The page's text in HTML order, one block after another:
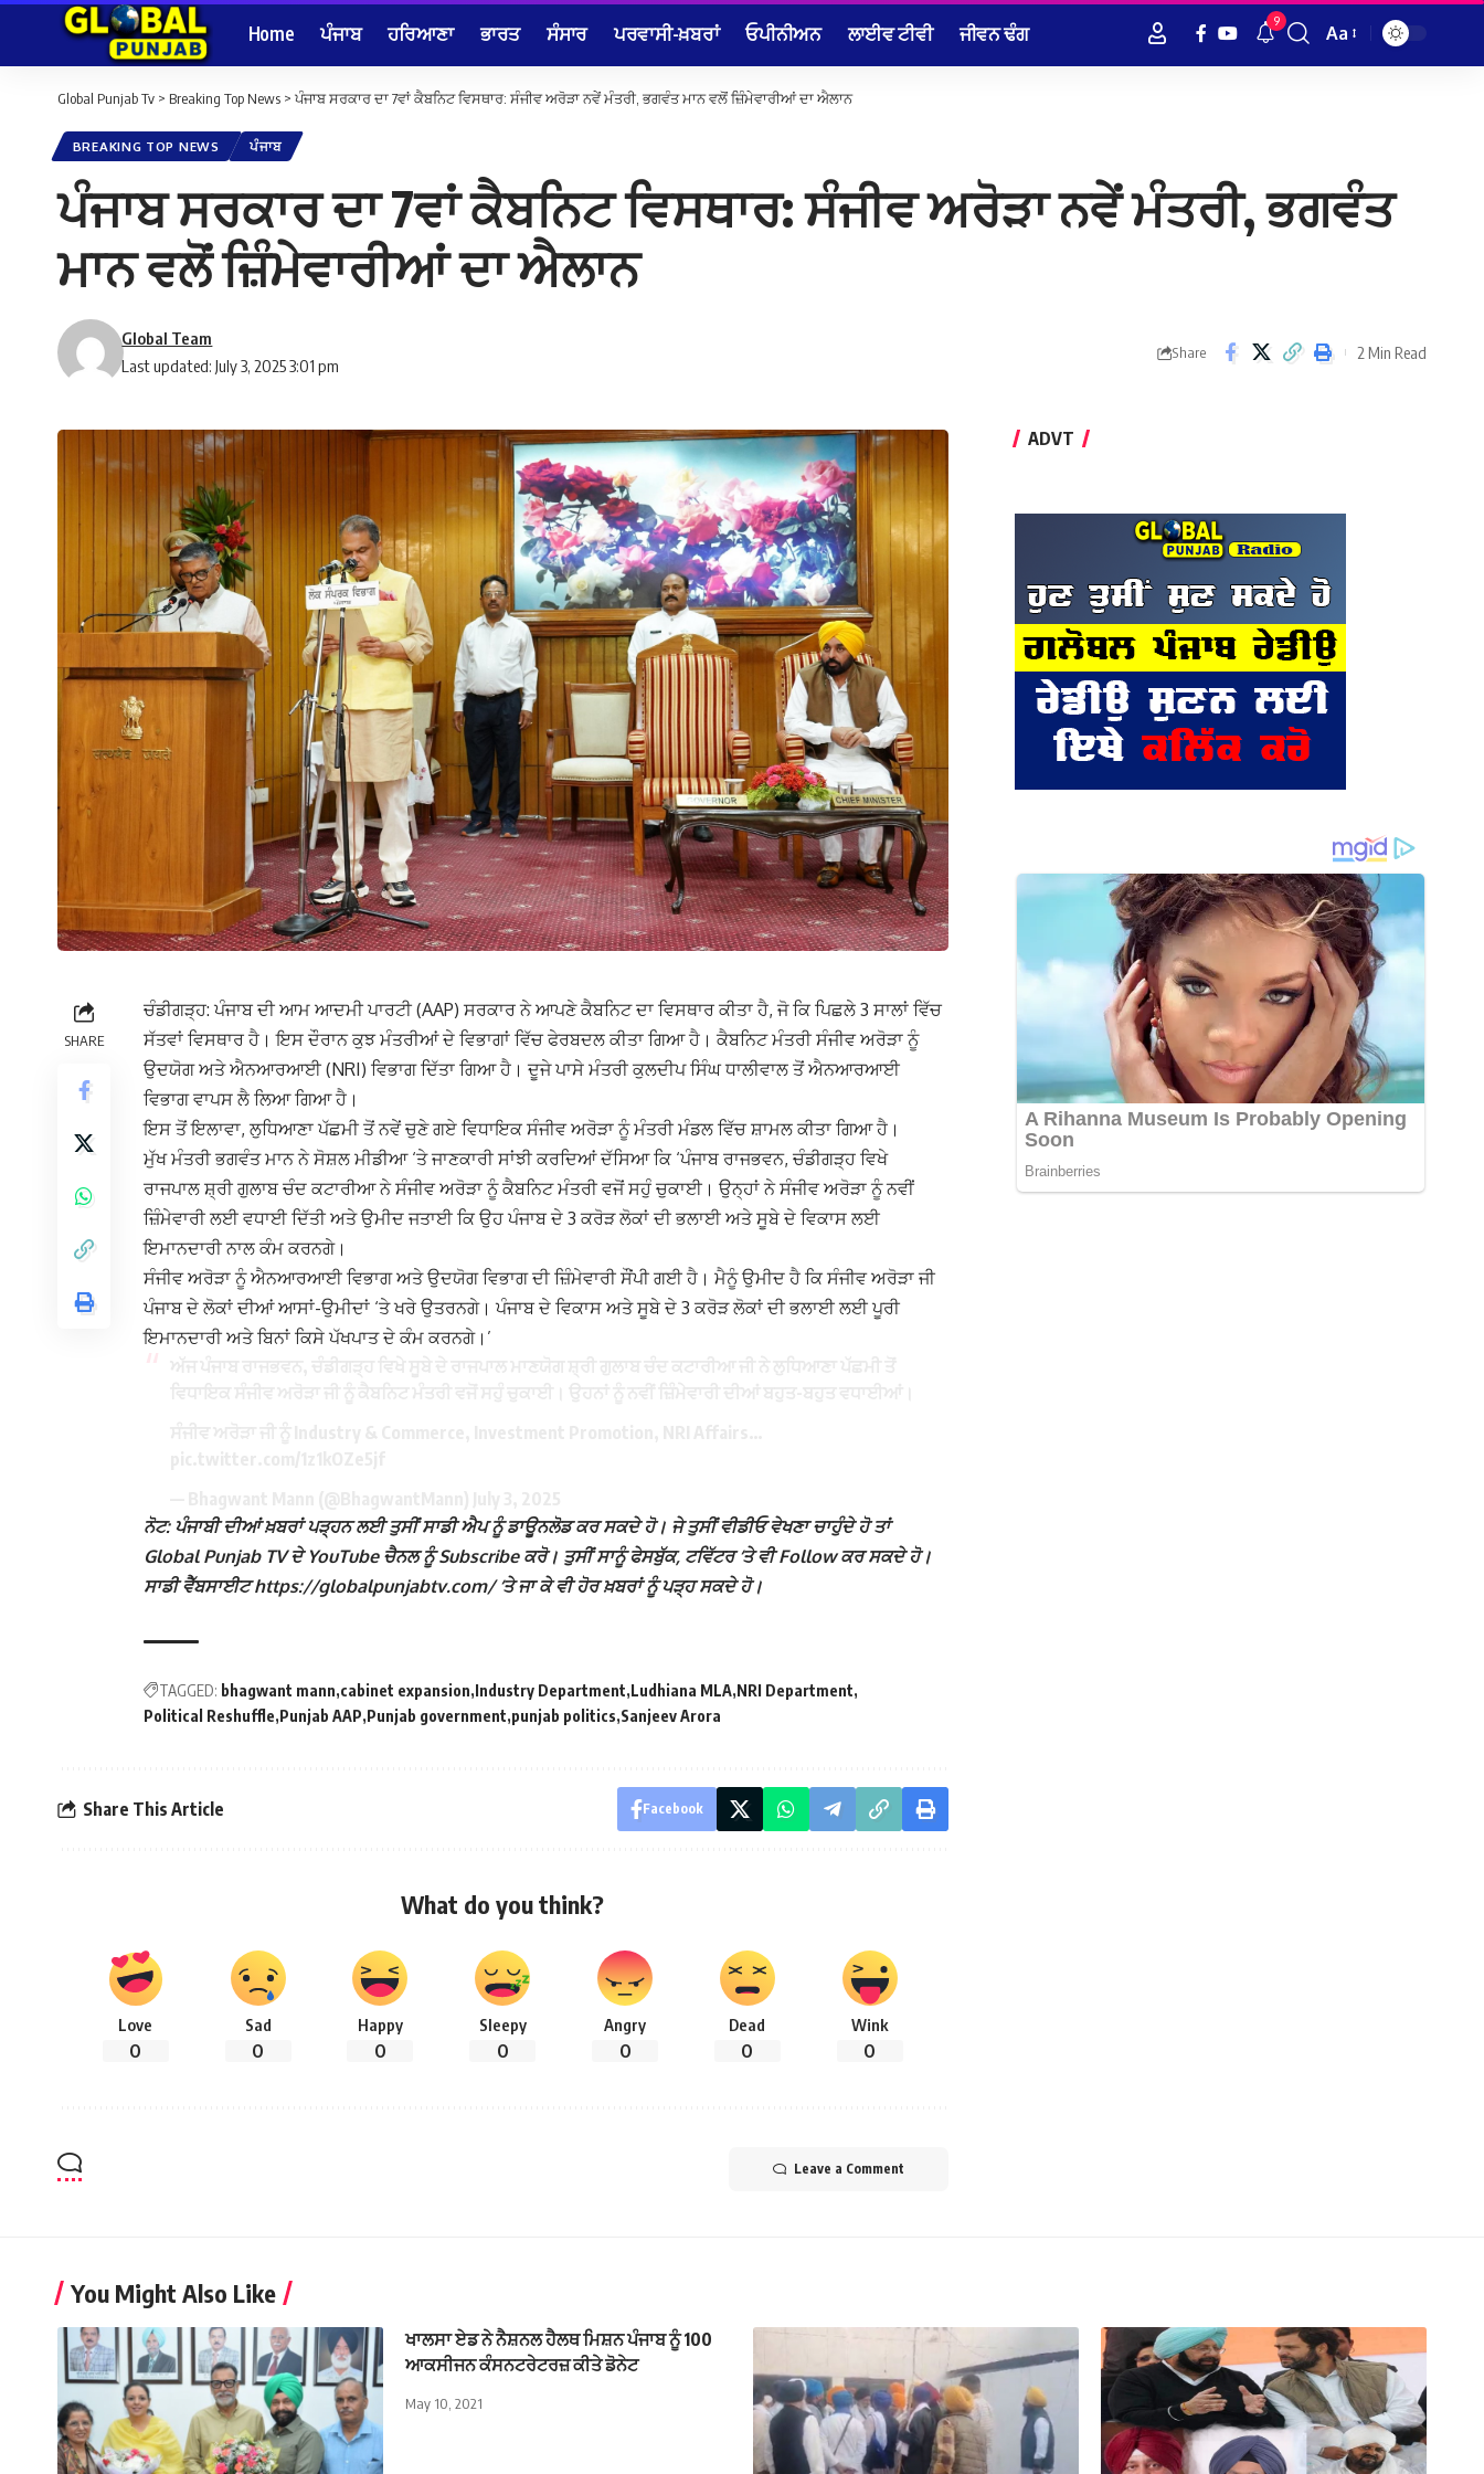
Home ਪੰਜਾਬ ਹਰਿਆਣਾ ਭਾਰਤ ਸੰਸਾਰ ਪਰਵਾਸੀ-ਖ਼ਬਰਾਂ ਓਪੀਨੀਅਨ ਲਾਈਵ ਟੀਵੀ ਜੀਵਨ ਢੰਗ 9
Font
Aa
Global Punjab Tv > Breaking Top News > ਪੰਜਾਬ ਸਰਕਾਰ ਦਾ 7ਵਾਂ ਕੈਬਨਿਟ ਵਿਸਥਾਰ: ਸੰਜੀਵ ਅਰੋੜਾ ਨਵੇਂ ਮੰਤਰੀ, ਭਗਵੰਤ ਮਾਨ ਵਲੋਂ ਜ਼ਿੰਮੇਵਾਰੀਆਂ ਦਾ ਐਲਾਨ
BREAKING TOP NEWS ਪੰਜਾਬ
ਪੰਜਾਬ ਸਰਕਾਰ ਦਾ 7ਵਾਂ ਕੈਬਨਿਟ ਵਿਸਥਾਰ: ਸੰਜੀਵ ਅਰੋੜਾ ਨਵੇਂ ਮੰਤਰੀ, ਭਗਵੰਤ
ਮਾਨ ਵਲੋਂ ਜ਼ਿੰਮੇਵਾਰੀਆਂ ਦਾ ਐਲਾਨ
Last updated: July 3, 2025 3:01 pm
Global Team
Share 2 Min Read
SHARE
ਚੰਡੀਗੜ੍ਹ: ਪੰਜਾਬ ਦੀ ਆਮ ਆਦਮੀ ਪਾਰਟੀ (AAP) ਸਰਕਾਰ ਨੇ ਆਪਣੇ ਕੈਬਨਿਟ ਦਾ ਵਿਸਥਾਰ ਕੀਤਾ ਹੈ, ਜੋ ਕਿ ਪਿਛਲੇ 3 ਸਾਲਾਂ ਵਿੱਚ
ਸੱਤਵਾਂ ਵਿਸਥਾਰ ਹੈ। ਇਸ ਦੌਰਾਨ ਕੁਝ ਮੰਤਰੀਆਂ ਦੇ ਵਿਭਾਗਾਂ ਵਿੱਚ ਫੇਰਬਦਲ ਕੀਤਾ ਗਿਆ ਹੈ। ਕੈਬਨਿਟ ਮੰਤਰੀ ਸੰਜੀਵ ਅਰੋੜਾ ਨੂੰ
ਉਦਯੋਗ ਅਤੇ ਐਨਆਰਆਈ (NRI) ਵਿਭਾਗ ਦਿੱਤਾ ਗਿਆ ਹੈ। ਦੂਜੇ ਪਾਸੇ ਮੰਤਰੀ ਕੁਲਦੀਪ ਸਿੰਘ ਧਾਲੀਵਾਲ ਤੋਂ ਐਨਆਰਆਈ
ਵਿਭਾਗ ਵਾਪਸ ਲੈ ਲਿਆ ਗਿਆ ਹੈ।
ਇਸ ਤੋਂ ਇਲਾਵਾ, ਲੁਧਿਆਣਾ ਪੱਛਮੀ ਤੋਂ ਨਵੇਂ ਚੁਣੇ ਗਏ ਵਿਧਾਇਕ ਸੰਜੀਵ ਅਰੋੜਾ ਨੂੰ ਮੰਤਰੀ ਮੰਡਲ ਵਿੱਚ ਸ਼ਾਮਲ ਕੀਤਾ ਗਿਆ ਹੈ।
ਮੁੱਖ ਮੰਤਰੀ ਭਗਵੰਤ ਮਾਨ ਨੇ ਸੋਸ਼ਲ ਮੀਡੀਆ ‘ਤੇ ਜਾਣਕਾਰੀ ਸਾਂਝੀ ਕਰਦਿਆਂ ਦੱਸਿਆ ਕਿ ‘ਪੰਜਾਬ ਰਾਜਭਵਨ, ਚੰਡੀਗੜ੍ਹ ਵਿਖੇ
ਰਾਜਪਾਲ ਸ਼੍ਰੀ ਗੁਲਾਬ ਚੰਦ ਕਟਾਰੀਆ ਨੇ ਸੰਜੀਵ ਅਰੋੜਾ ਨੂੰ ਕੈਬਨਿਟ ਮੰਤਰੀ ਵਜੋਂ ਸਹੁੰ ਚੁਕਾਈ। ਉਨ੍ਹਾਂ ਨੇ ਸੰਜੀਵ ਅਰੋੜਾ ਨੂੰ ਨਵੀਂ
ਜ਼ਿੰਮੇਵਾਰੀ ਲਈ ਵਧਾਈ ਦਿੱਤੀ ਅਤੇ ਉਮੀਦ ਜਤਾਈ ਕਿ ਉਹ ਪੰਜਾਬ ਦੇ 3 ਕਰੋੜ ਲੋਕਾਂ ਦੀ ਭਲਾਈ ਅਤੇ ਸੂਬੇ ਦੇ ਵਿਕਾਸ ਲਈ
ਇਮਾਨਦਾਰੀ ਨਾਲ ਕੰਮ ਕਰਨਗੇ।
ਸੰਜੀਵ ਅਰੋੜਾ ਨੂੰ ਐਨਆਰਆਈ ਵਿਭਾਗ ਅਤੇ ਉਦਯੋਗ ਵਿਭਾਗ ਦੀ ਜ਼ਿੰਮੇਵਾਰੀ ਸੌਂਪੀ ਗਈ ਹੈ। ਮੈਨੂੰ ਉਮੀਦ ਹੈ ਕਿ ਸੰਜੀਵ ਅਰੋੜਾ ਜੀ
ਪੰਜਾਬ ਦੇ ਲੋਕਾਂ ਦੀਆਂ ਆਸਾਂ-ਉਮੀਦਾਂ ‘ਤੇ ਖਰੇ ਉਤਰਨਗੇ। ਪੰਜਾਬ ਦੇ ਵਿਕਾਸ ਅਤੇ ਸੂਬੇ ਦੇ 3 ਕਰੋੜ ਲੋਕਾਂ ਦੀ ਭਲਾਈ ਲਈ ਪੂਰੀ
ਇਮਾਨਦਾਰੀ ਅਤੇ ਬਿਨਾਂ ਕਿਸੇ ਪੱਖਪਾਤ ਦੇ ਕੰਮ ਕਰਨਗੇ।’
ਨੋਟ: ਪੰਜਾਬੀ ਦੀਆਂ ਖ਼ਬਰਾਂ ਪੜ੍ਹਨ ਲਈ ਤੁਸੀਂ ਸਾਡੀ ਐਪ ਨੂੰ ਡਾਊਨਲੋਡ ਕਰ ਸਕਦੇ ਹੋ। ਜੇ ਤੁਸੀਂ ਵੀਡੀਓ ਵੇਖਣਾ ਚਾਹੁੰਦੇ ਹੋ ਤਾਂ
Global Punjab TV ਦੇ YouTube ਚੈਨਲ ਨੂੰ Subscribe ਕਰੋ। ਤੁਸੀਂ ਸਾਨੂੰ ਫੇਸਬੁੱਕ, ਟਵਿੱਟਰ ‘ਤੇ ਵੀ Follow ਕਰ ਸਕਦੇ ਹੋ।
ਸਾਡੀ ਵੈੱਬਸਾਈਟ https://globalpunjabtv.com/ ‘ਤੇ ਜਾ ਕੇ ਵੀ ਹੋਰ ਖ਼ਬਰਾਂ ਨੂੰ ਪੜ੍ਹ ਸਕਦੇ ਹੋ।
TAGGED: bhagwant mann cabinet expansion Industry Department Ludhiana MLA NRI Department
Political Reshuffle Punjab AAP Punjab government punjab politics Sanjeev Arora
Share This Article Facebook
What do you think?
Love
0
Sad
0
Happy
0
Sleepy
0
Angry
0
Dead
0
Wink
0
Leave a Comment
ADVT
You Might Also Like
ਖਾਲਸਾ ਏਡ ਨੇ ਨੈਸ਼ਨਲ ਹੈਲਥ ਮਿਸ਼ਨ ਪੰਜਾਬ ਨੂੰ 100
ਆਕਸੀਜਨ ਕੰਸਨਟਰੇਟਰਜ਼ ਕੀਤੇ ਡੋਨੇਟ
May 10, 2021